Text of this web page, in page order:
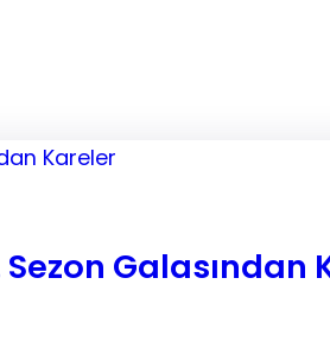
Sezon Galasından